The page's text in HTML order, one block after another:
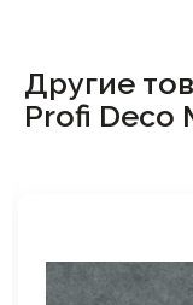
Другие
Profi Deco